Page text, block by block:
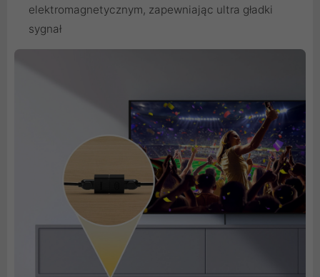
elektromagnetycznym, zapewniając ultra gładki
sygnał